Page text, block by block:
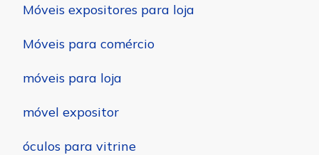
Móveis expositores para loja
Móveis para comércio
móveis para loja
móvel expositor
óculos para vitrine